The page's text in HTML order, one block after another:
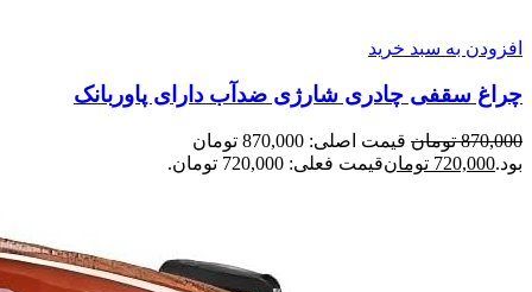
افزودن به سبد خرید
چراغ سقفی چادری شارژی ضدآب دارای پاوربانک
870,000 تومان
قیمت اصلی: 870,000 تومان
بود.720,000 تومانقیمت فعلی: 720,000 تومان.